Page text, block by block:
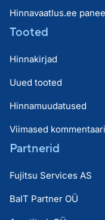
Hinnavaatlus.ee
Tooted
Hinnakirjad
Uued tooted
Hinnamuudatused
Viimased
Partnerid
Fujitsu Services AS
BaIT Partner OÜ